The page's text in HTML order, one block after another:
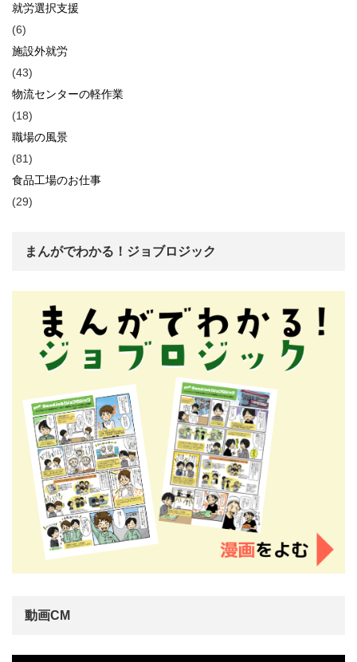
就労選択支援
(6)
施設外就労
(43)
物流センターの軽作業
(18)
職場の風景
(81)
食品工場のお仕事
(29)
まんがでわかる！ジョブロジック
動画CM